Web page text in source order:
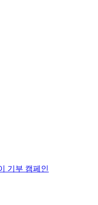
기부 캠페인